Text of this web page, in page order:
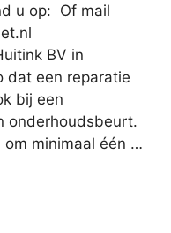
u op: Of mail
BV in
dat een reparatie
bij een
onderhoudsbeurt.
om minimaal één …